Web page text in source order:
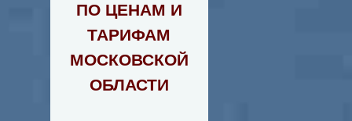
ПО ЦЕНАМ И
ТАРИФАМ
МОСКОВСКОЙ
ОБЛАСТИ